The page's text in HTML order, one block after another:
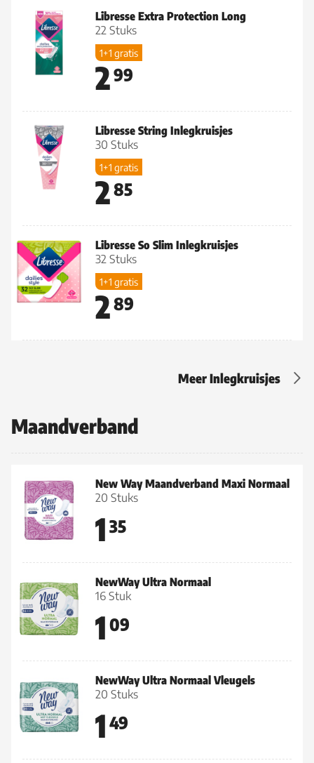
Libresse Extra Protection Long
22 Stuks
1+1 gratis
299
Libresse String Inlegkruisjes
30 Stuks
1+1 gratis
285
Libresse So Slim Inlegkruisjes
32 Stuks
1+1 gratis
289
Meer Inlegkruisjes
Maandverband
New Way Maandverband Maxi Normaal
20 Stuks
1 35
NewWay Ultra Normaal
16 Stuk
1 09
NewWay Ultra Normaal Vleugels
20 Stuks
1 49